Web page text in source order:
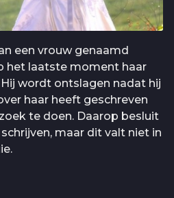
een vrouw genaamd
het laatste moment haar
wordt ontslagen nadat hij
haar heeft geschreven
te doen. Daarop besluit
maar dit valt niet in